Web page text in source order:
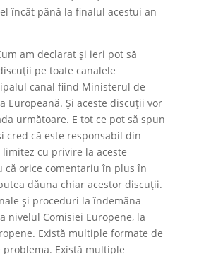
încât până la finalul acestui an
am declarat și ieri pot să
pe toate canalele
canal fiind Ministerul de
Europeană. Și aceste discuții vor
următoare. E tot ce pot să spun
cred că este responsabil din
limitez cu privire la aceste
că orice comentariu în plus în
dăuna chiar acestor discuții.
și proceduri la îndemâna
nivelul Comisiei Europene, la
Există multiple formate de
Există multiple